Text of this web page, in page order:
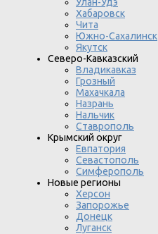
Хабаровск
Чита
Южно-Сахалинск
Якутск
Северо-Кавказский
Владикавказ
Грозный
Махачкала
Назрань
Нальчик
Ставрополь
Крымский округ
Евпатория
Севастополь
Симферополь
Новые регионы
Херсон
Запорожье
Донецк
Луганск